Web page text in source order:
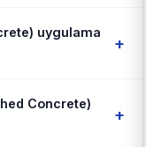
uygulama
+
Concrete)
+